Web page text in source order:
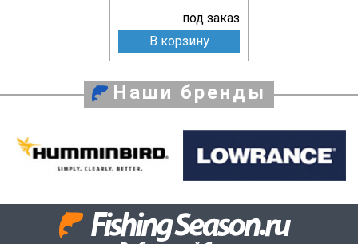
под заказ
В корзину
Наши бренды